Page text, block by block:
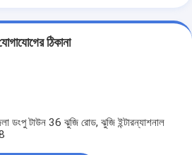
ঠিকানা
ডংপু টাউন 36 ঝুজি রোড, ঝুজি ইন্টারন্যাশনাল